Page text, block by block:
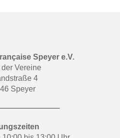
Speyer e.V.
der Vereine
4
Speyer